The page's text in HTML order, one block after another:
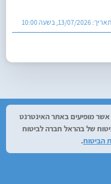
אשר מופיעים באתר האינטרנט
של בהראל חברה לביטוח
הביטוח.